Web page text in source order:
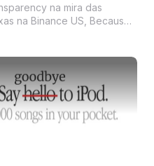
na mira das
na Binance US, Because